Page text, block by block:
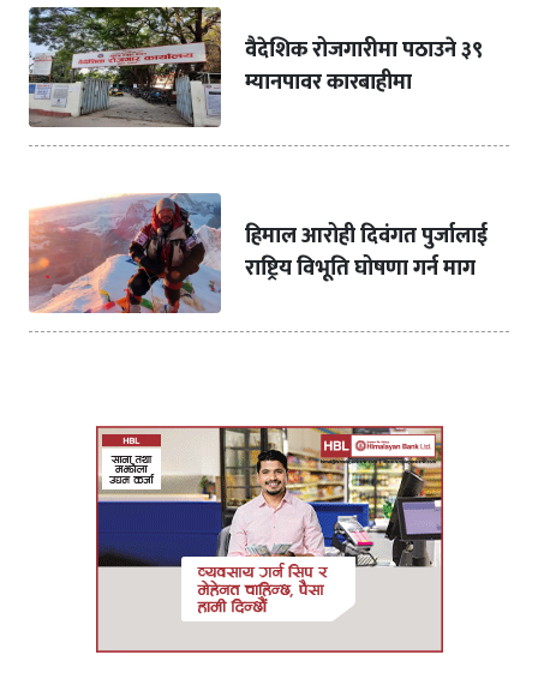
वैदेशिक रोजगारीमा पठाउने ३९
म्यानपावर कारबाहीमा
हिमाल आरोही दिवंगत पुर्जालाई
राष्ट्रिय विभूति घोषणा गर्न माग